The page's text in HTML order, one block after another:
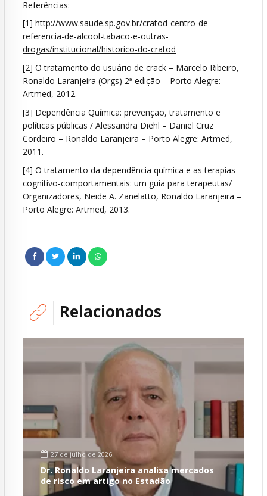
Referências:
[1] http://www.saude.sp.gov.br/cratod-centro-de-
referencia-de-alcool-tabaco-e-outras-
drogas/institucional/historico-do-cratod
[2] O tratamento do usuário de crack – Marcelo Ribeiro,
Ronaldo Laranjeira (Orgs) 2ª edição – Porto Alegre:
Artmed, 2012.
[3] Dependência Química: prevenção, tratamento e
políticas públicas / Alessandra Diehl – Daniel Cruz
Cordeiro – Ronaldo Laranjeira – Porto Alegre: Artmed,
2011.
[4] O tratamento da dependência química e as terapias
cognitivo-comportamentais: um guia para terapeutas/
Organizadores, Neide A. Zanelatto, Ronaldo Laranjeira –
Porto Alegre: Artmed, 2013.
Relacionados
27 de julho de 2026
Dr. Ronaldo Laranjeira analisa mercados
de risco em artigo no Estadão